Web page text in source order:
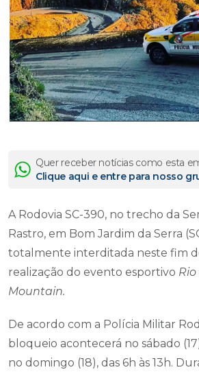
Quer receber notícias como esta
Clique aqui e entre para nosso
A Rodovia SC-390, no trecho da
Rastro, em Bom Jardim da Serra
totalmente interditada neste fim
realização do evento esportivo
Mountain.
De acordo com a Polícia Militar
bloqueio acontecerá no sábado
no domingo (18), das 6h às 13h.